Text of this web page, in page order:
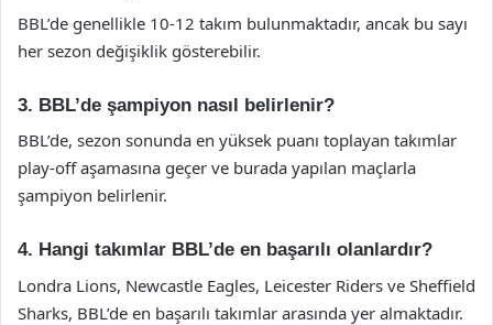
BBL’de genellikle 10-12 takım bulunmaktadır, ancak bu sayı
her sezon değişiklik gösterebilir.
3. BBL’de şampiyon nasıl belirlenir?
BBL’de, sezon sonunda en yüksek puanı toplayan takımlar
play-off aşamasına geçer ve burada yapılan maçlarla
şampiyon belirlenir.
4. Hangi takımlar BBL’de en başarılı olanlardır?
Londra Lions, Newcastle Eagles, Leicester Riders ve Sheffield
Sharks, BBL’de en başarılı takımlar arasında yer almaktadır.